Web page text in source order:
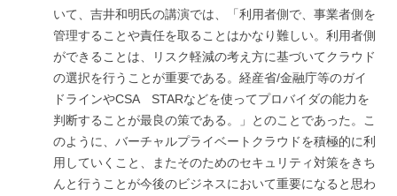
いて、吉井和明氏の講演では、「利用者側で、事業者側を
管理することや責任を取ることはかなり難しい。利用者側
ができることは、リスク軽減の考え方に基づいてクラウド
の選択を行うことが重要である。経産省/金融庁等のガイ
ドラインやCSA STARなどを使ってプロバイダの能力を
判断することが最良の策である。」とのことであった。こ
のように、バーチャルプライベートクラウドを積極的に利
用していくこと、またそのためのセキュリティ対策をきち
んと行うことが今後のビジネスにおいて重要になると思わ